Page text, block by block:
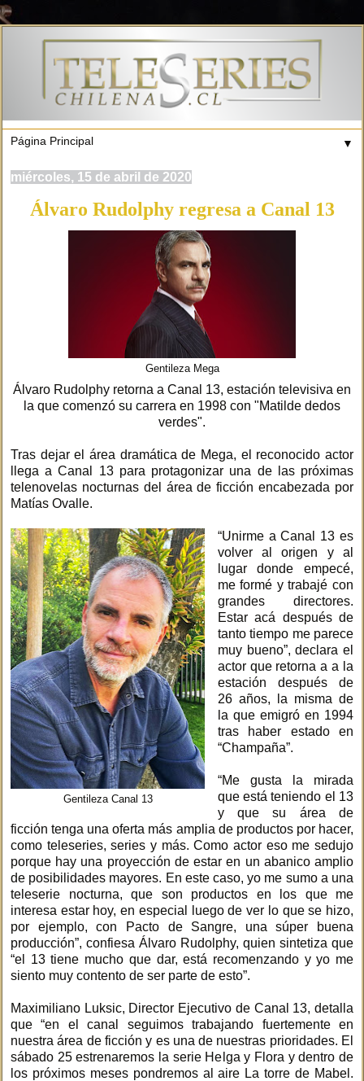
▼
miércoles, 15 de abril de 2020
Álvaro Rudolphy regresa a Canal 13
Gentileza Mega
Álvaro Rudolphy retorna a Canal 13, estación televisiva en
la que comenzó su carrera en 1998 con "Matilde dedos
verdes".
Tras dejar el área dramática de Mega, el reconocido actor
llega a Canal 13 para protagonizar una de las próximas
telenovelas nocturnas del área de ficción encabezada por
Matías Ovalle.
Gentileza Canal 13
“Unirme a Canal 13 es
volver al origen y al
lugar donde empecé,
me formé y trabajé con
grandes directores.
Estar acá después de
tanto tiempo me parece
muy bueno”, declara el
actor que retorna a a la
estación después de
26 años, la misma de
la que emigró en 1994
tras haber estado en
“Champaña”.
“Me gusta la mirada
que está teniendo el 13
y que su área de
ficción tenga una oferta más amplia de productos por hacer,
como teleseries, series y más. Como actor eso me sedujo
porque hay una proyección de estar en un abanico amplio
de posibilidades mayores. En este caso, yo me sumo a una
teleserie nocturna, que son productos en los que me
interesa estar hoy, en especial luego de ver lo que se hizo,
por ejemplo, con Pacto de Sangre, una súper buena
producción”, confiesa Álvaro Rudolphy, quien sintetiza que
“el 13 tiene mucho que dar, está recomenzando y yo me
siento muy contento de ser parte de esto”.
Maximiliano Luksic, Director Ejecutivo de Canal 13, detalla
que “en el canal seguimos trabajando fuertemente en
nuestra área de ficción y es una de nuestras prioridades. El
sábado 25 estrenaremos la serie Helga y Flora y dentro de
los próximos meses pondremos al aire La torre de Mabel.